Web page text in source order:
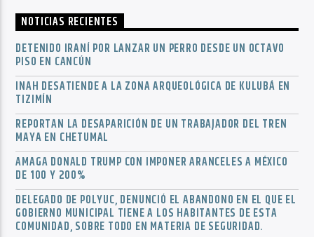
NOTICIAS RECIENTES
DETENIDO IRANÍ POR LANZAR UN PERRO DESDE UN OCTAVO
PISO EN CANCÚN
INAH DESATIENDE A LA ZONA ARQUEOLÓGICA DE KULUBÁ EN
TIZIMÍN
REPORTAN LA DESAPARICIÓN DE UN TRABAJADOR DEL TREN
MAYA EN CHETUMAL
AMAGA DONALD TRUMP CON IMPONER ARANCELES A MÉXICO
DE 100 Y 200%
DELEGADO DE POLYUC, DENUNCIÓ EL ABANDONO EN EL QUE EL
GOBIERNO MUNICIPAL TIENE A LOS HABITANTES DE ESTA
COMUNIDAD, SOBRE TODO EN MATERIA DE SEGURIDAD.